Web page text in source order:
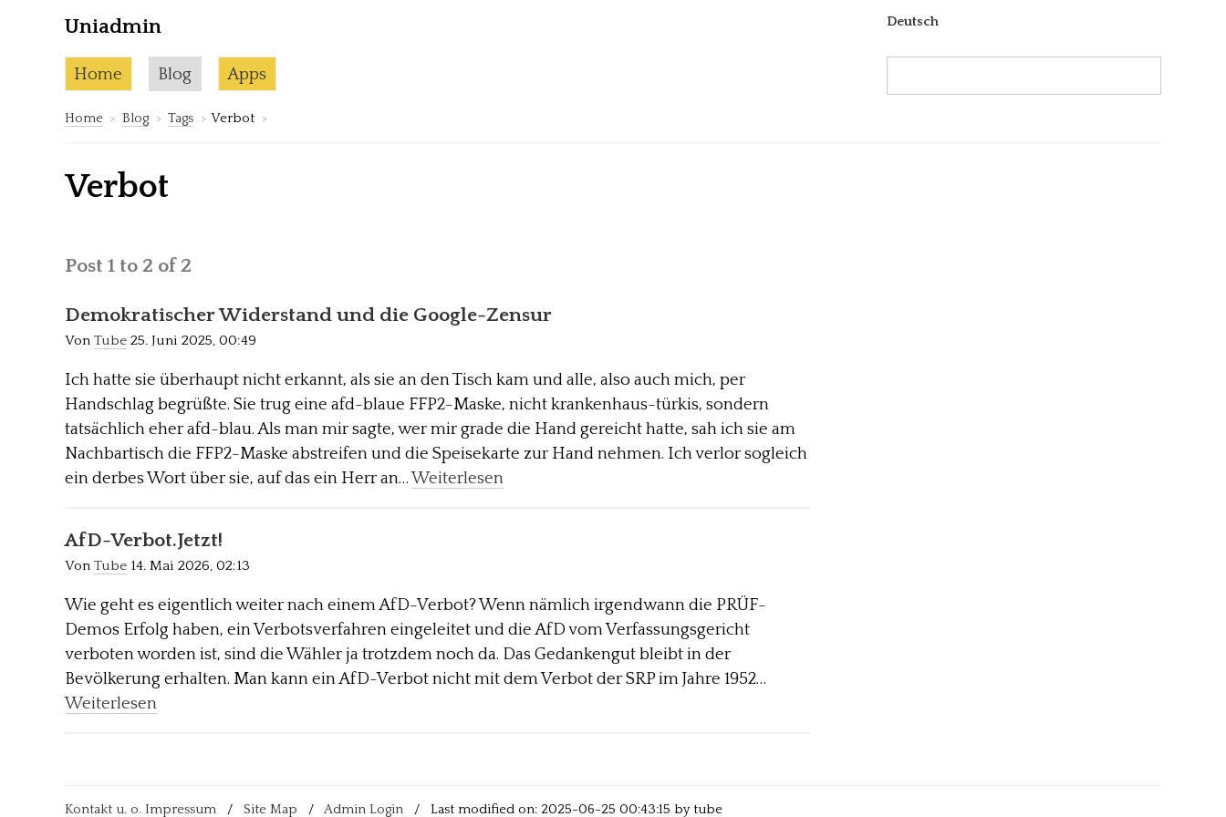
Uniadmin Deutsch
Skip to content
Home Current page:
Blog Apps
Home Blog Tags Verbot
Verbot
Post 1 to 2 of 2
Demokratischer Widerstand und die Google-Zensur
VonTube 25. Juni 2025, 00:49
Ich hatte sie überhaupt nicht erkannt, als sie an den Tisch kam und alle, also auch mich, per
Handschlag begrüßte. Sie trug eine afd-blaue FFP2-Maske, nicht krankenhaus-türkis, sondern
tatsächlich eher afd-blau. Als man mir sagte, wer mir grade die Hand gereicht hatte, sah ich sie am
Nachbartisch die FFP2-Maske abstreifen und die Speisekarte zur Hand nehmen. Ich verlor sogleich
ein derbes Wort über sie, auf das ein Herr an…Weiterlesen
AfD-Verbot.Jetzt!
VonTube 14. Mai 2026, 02:13
Wie geht es eigentlich weiter nach einem AfD-Verbot? Wenn nämlich irgendwann die PRÜF-
Demos Erfolg haben, ein Verbotsverfahren eingeleitet und die AfD vom Verfassungsgericht
verboten worden ist, sind die Wähler ja trotzdem noch da. Das Gedankengut bleibt in der
Bevölkerung erhalten. Man kann ein AfD-Verbot nicht mit dem Verbot der SRP im Jahre 1952…
Weiterlesen
Kontakt u. o. Impressum /Site Map /Admin Login / Last modified on: 2025-06-25 00:43:15 by tube